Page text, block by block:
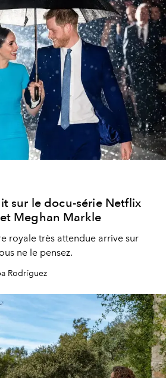
sur le docu-série Netflix
Meghan Markle
royale très attendue arrive sur
ne le pensez.
Rodríguez